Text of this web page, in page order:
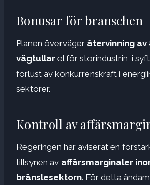
Bonusar för branschen
Planen överväger återvinning av
vägtullar el för storindustrin, i
förlust av konkurrenskraft i
sektorer.
Kontroll av
Regeringen har aviserat en
tillsynen av affärsmarginaler
bränslesektorn. För detta